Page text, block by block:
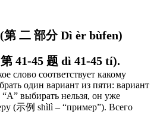
第 二 部分 Dì èr bùfen)
41-45 题 dì 41-45 tí).
слово соответствует какому
один вариант из пяти: вариант
выбирать нельзя, он уже
(示例 shìlì – “пример”). Всего